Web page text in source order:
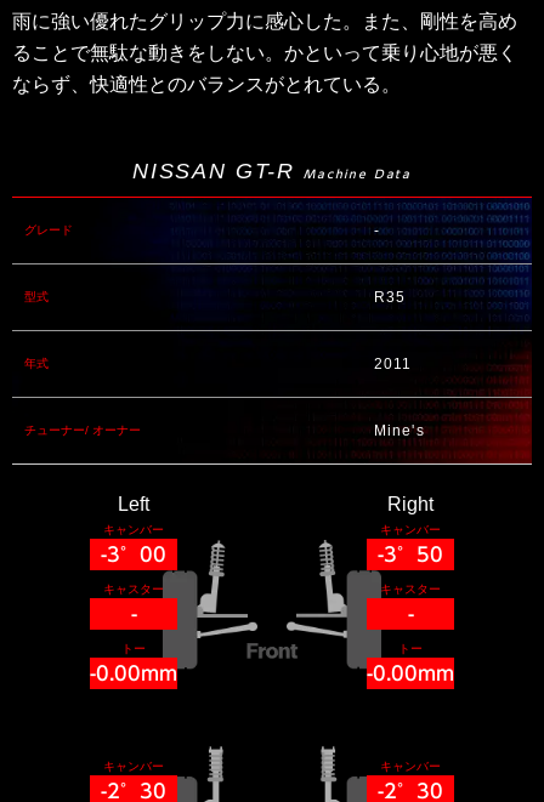
雨に強い優れたグリップ力に感心した。また、剛性を高め
ることで無駄な動きをしない。かといって乗り心地が悪く
ならず、快適性とのバランスがとれている。
NISSAN GT-R Machine Data
グレード -
型式 R35
年式 2011
チューナー/ オーナー Mine's
Left
キャンバー
-3°00
キャスター
-
トー
-0.00mm
キャンバー
-2°30
Right
キャンバー
-3°50
キャスター
-
トー
-0.00mm
キャンバー
-2°30